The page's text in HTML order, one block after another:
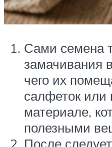
Сами семена
замачивания
чего их
салфеток или
материале,
полезными
После